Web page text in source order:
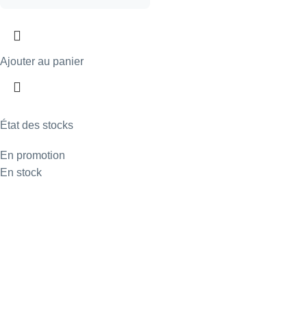
État des stocks
En promotion
En stock
Ajouter au panier